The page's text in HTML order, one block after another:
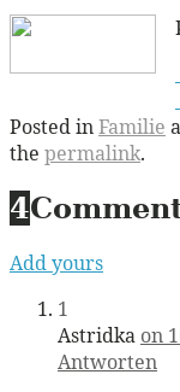
Posted inFamilie
the permalink.
4
Add yours
1
Astridka on
Antworten